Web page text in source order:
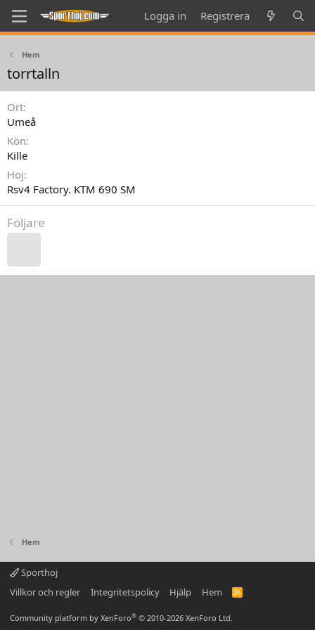
Logga in Registrera
Hem
torrtalln
Ort
Umeå
Kön
Kille
Hoj
Rsv4 Factory. KTM 690 SM
Följare
Hem
Sporthoj
Villkor och regler
Integritetspolicy Hjälp Hem
R
Community platform by XenForo® © 2010-2026 XenForo Ltd.